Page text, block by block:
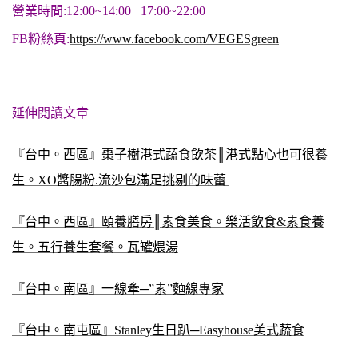
營業時間:12:00~14:00 17:00~22:00
FB粉絲頁:https://www.facebook.com/VEGESgreen
延伸閱讀文章
『台中。西區』棗子樹港式蔬食飲茶║港式點心也可很養
生。XO醬腸粉.流沙包滿足挑剔的味蕾
『台中。西區』頤養膳房║素食美食。樂活飲食&素食養
生。五行養生套餐。瓦罐煨湯
『台中。南區』一線牽─”素”麵線專家
『台中。南屯區』Stanley生日趴─Easyhouse美式蔬食